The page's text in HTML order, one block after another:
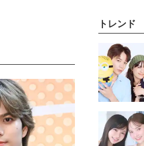
トレンド